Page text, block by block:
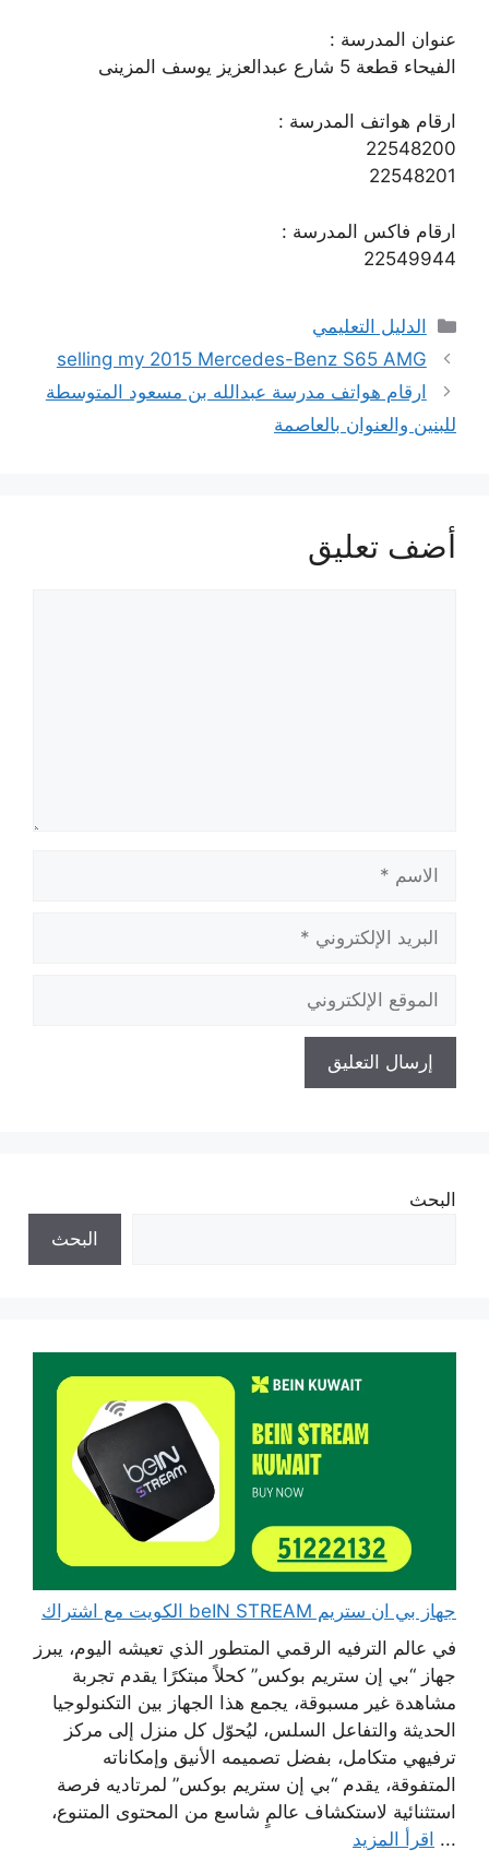
عنوان المدرسة :
الفيحاء قطعة 5 شارع عبدالعزيز يوسف المزينى
ارقام هواتف المدرسة :
22548200
22548201
ارقام فاكس المدرسة :
22549944
التصنيفات
الدليل التعليمي
selling my 2015 Mercedes-Benz S65 AMG
ارقام هواتف مدرسة عبدالله بن مسعود المتوسطة
للبنين والعنوان بالعاصمة
أضف تعليق
الإلكتروني
الإلكتروني
البحث
البحث
جهاز بي ان ستريم beIN STREAM الكويت مع اشتراك
في عالم الترفيه الرقمي المتطور الذي تعيشه اليوم، يبرز
جهاز “بي إن ستريم بوكس” كحلاً مبتكرًا يقدم تجربة
مشاهدة غير مسبوقة، يجمع هذا الجهاز بين التكنولوجيا
الحديثة والتفاعل السلس، ليُحوّل كل منزل إلى مركز
ترفيهي متكامل، بفضل تصميمه الأنيق وإمكاناته
المتفوقة، يقدم “بي إن ستريم بوكس” لمرتاديه فرصة
استثنائية لاستكشاف عالمٍ شاسع من المحتوى المتنوع،
... اقرأ المزيد